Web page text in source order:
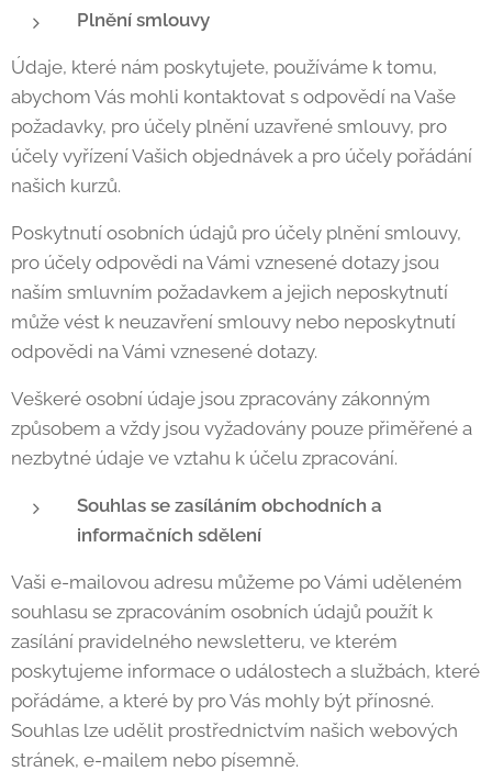
Plnění smlouvy
Údaje, které nám poskytujete, používáme k tomu,
abychom Vás mohli kontaktovat s odpovědí na Vaše
požadavky, pro účely plnění uzavřené smlouvy, pro
účely vyřízení Vašich objednávek a pro účely pořádání
našich kurzů.
Poskytnutí osobních údajů pro účely plnění smlouvy,
pro účely odpovědi na Vámi vznesené dotazy jsou
naším smluvním požadavkem a jejich neposkytnutí
může vést k neuzavření smlouvy nebo neposkytnutí
odpovědi na Vámi vznesené dotazy.
Veškeré osobní údaje jsou zpracovány zákonným
způsobem a vždy jsou vyžadovány pouze přiměřené a
nezbytné údaje ve vztahu k účelu zpracování.
Souhlas se zasíláním obchodních a
informačních sdělení
Vaši e-mailovou adresu můžeme po Vámi uděleném
souhlasu se zpracováním osobních údajů použít k
zasílání pravidelného newsletteru, ve kterém
poskytujeme informace o událostech a službách, které
pořádáme, a které by pro Vás mohly být přínosné.
Souhlas lze udělit prostřednictvím našich webových
stránek, e-mailem nebo písemně.